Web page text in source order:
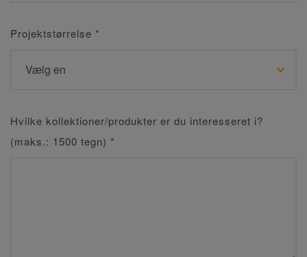
Projektstørrelse *
Hvilke kollektioner/produkter er du interesseret i?
(maks.: 1500 tegn) *